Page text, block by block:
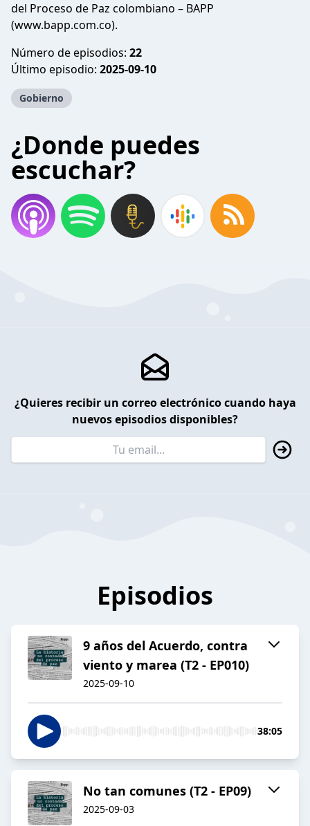
del Proceso de Paz colombiano – BAPP
(www.bapp.com.co).
Número de episodios: 22
Último episodio: 2025-09-10
Gobierno
¿Donde puedes
escuchar?
¿Quieres recibir un correo electrónico cuando haya
nuevos episodios disponibles?
Episodios
9 años del Acuerdo, contra
viento y marea (T2 - EP010)
2025-09-10
38:05
No tan comunes (T2 - EP09)
2025-09-03